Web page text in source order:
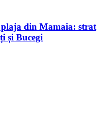
plaja din Mamaia: strat
și Bucegi